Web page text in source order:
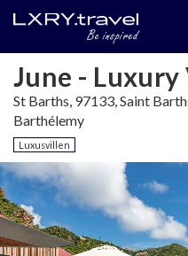
June -
St Barths, 97133, Saint
Barthélemy
Luxusvillen